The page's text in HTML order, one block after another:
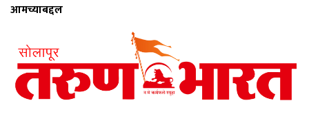
आमच्याबद्दल